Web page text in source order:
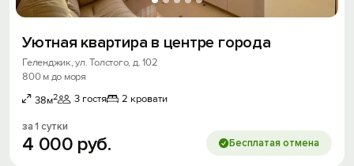
Уютная квартира в центре города
Геленджик, ул. Толстого, д. 102
800 м до моря
38м2 3 гостя 2 кровати
за 1 сутки
4 000 руб. Бесплатая отмена